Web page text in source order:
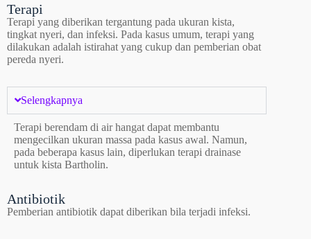
Terapi
Terapi yang diberikan tergantung pada ukuran kista,
tingkat nyeri, dan infeksi. Pada kasus umum, terapi yang
dilakukan adalah istirahat yang cukup dan pemberian obat
pereda nyeri.
Selengkapnya
Terapi berendam di air hangat dapat membantu
mengecilkan ukuran massa pada kasus awal. Namun,
pada beberapa kasus lain, diperlukan terapi drainase
untuk kista Bartholin.
Antibiotik
Pemberian antibiotik dapat diberikan bila terjadi infeksi.